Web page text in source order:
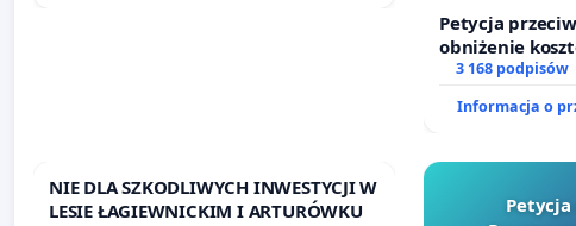
Petycja
obniżenie
wprowadzenie
finansowej
sędziów
3 168 podpisów
Informacja o
NIE DLA SZKODLIWYCH INWESTYCJI W
LESIE ŁAGIEWNICKIM I ARTURÓWKU